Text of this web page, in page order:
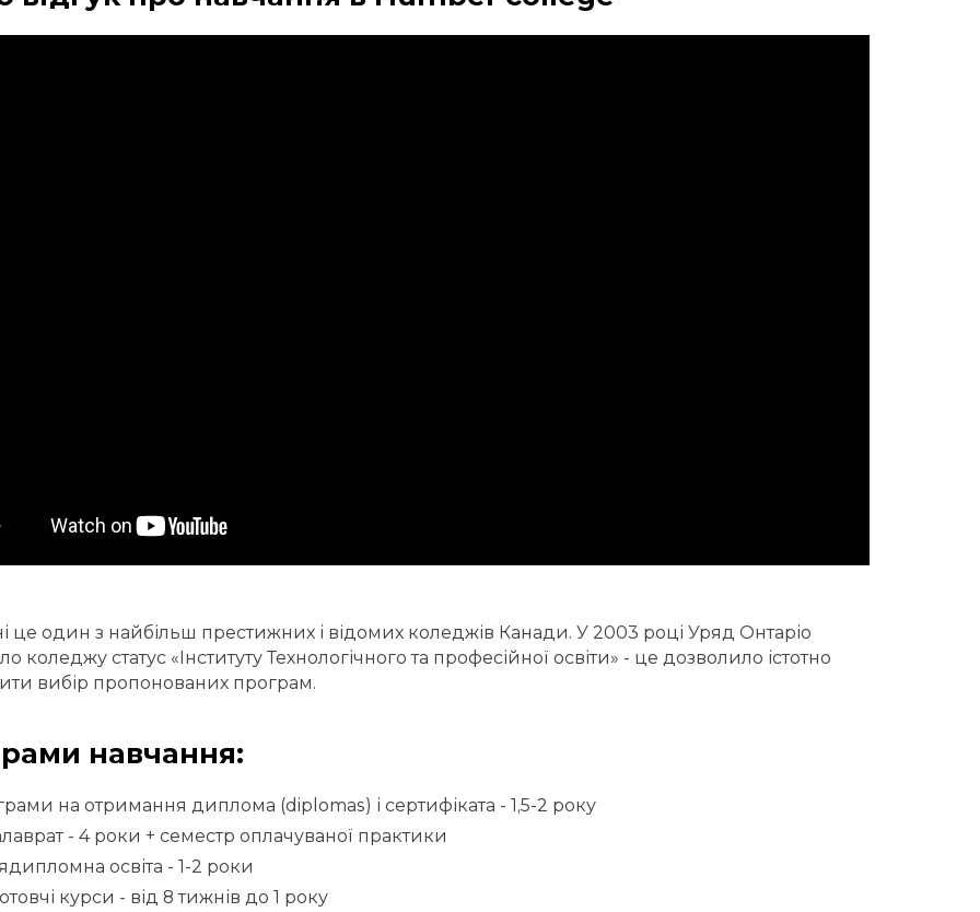
це один з найбільш престижних і відомих коледжів Канади. У 2003 році Уряд Онтаріо
коледжу статус «Інституту Технологічного та професійної освіти» - це дозволило істотно
вибір пропонованих програм.
навчання:
на отримання диплома (diplomas) і сертифіката - 1,5-2 року
- 4 роки + семестр оплачуваної практики
освіта - 1-2 роки
курси - від 8 тижнів до 1 року